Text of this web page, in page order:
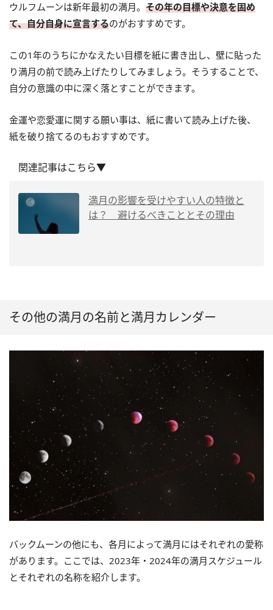
ウルフムーンは新年最初の満月。 その年の目標や決意を固め
て、自分自身に宣言するのがおすすめです。
この1年のうちにかなえたい目標を紙に書き出し、壁に貼った
り満月の前で読み上げたりしてみましょう。そうすることで、
自分の意識の中に深く落とすことができます。
金運や恋愛運に関する願い事は、紙に書いて読み上げた後、
紙を破り捨てるのもおすすめです。
関連記事はこちら▼
満月の影響を受けやすい人の特徴と
は？ 避けるべきこととその理由
その他の満月の名前と満月カレンダー
バックムーンの他にも、各月によって満月にはそれぞれの愛称
があります。ここでは、2023年・2024年の満月スケジュール
とそれぞれの名称を紹介します。